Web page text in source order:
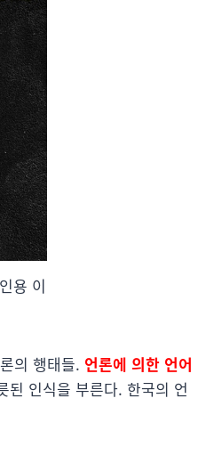
용 이
의 행태들. 언론에 의한 언어
된 인식을 부른다. 한국의 언